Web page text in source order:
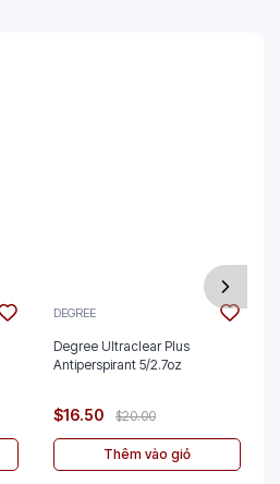
DEGREE
Degree Ultraclear Plus
Antiperspirant 5/2.7oz
$16.50 $20.00
Thêm vào giỏ